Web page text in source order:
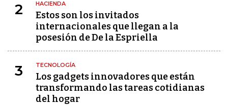
2 HACIENDA
Estos son los invitados
internacionales que llegan a la
posesión de De la Espriella
3 TECNOLOGÍA
Los gadgets innovadores que están
transformando las tareas cotidianas
del hogar